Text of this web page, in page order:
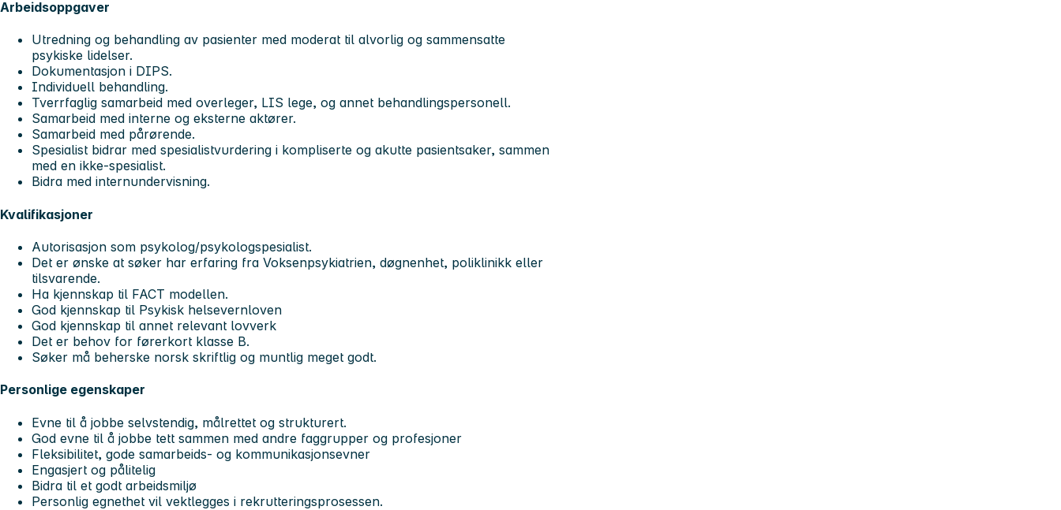
Arbeidsoppgaver
Utredning og behandling av pasienter med moderat til alvorlig og sammensatte
psykiske lidelser.
Dokumentasjon i DIPS.
Individuell behandling.
Tverrfaglig samarbeid med overleger, LIS lege, og annet behandlingspersonell.
Samarbeid med interne og eksterne aktører.
Samarbeid med pårørende.
Spesialist bidrar med spesialistvurdering i kompliserte og akutte pasientsaker, sammen
med en ikke-spesialist.
Bidra med internundervisning.
Kvalifikasjoner
Autorisasjon som psykolog/psykologspesialist.
Det er ønske at søker har erfaring fra Voksenpsykiatrien, døgnenhet, poliklinikk eller
tilsvarende.
Ha kjennskap til FACT modellen.
God kjennskap til Psykisk helsevernloven
God kjennskap til annet relevant lovverk
Det er behov for førerkort klasse B.
Søker må beherske norsk skriftlig og muntlig meget godt.
Personlige egenskaper
Evne til å jobbe selvstendig, målrettet og strukturert.
God evne til å jobbe tett sammen med andre faggrupper og profesjoner
Fleksibilitet, gode samarbeids- og kommunikasjonsevner
Engasjert og pålitelig
Bidra til et godt arbeidsmiljø
Personlig egnethet vil vektlegges i rekrutteringsprosessen.